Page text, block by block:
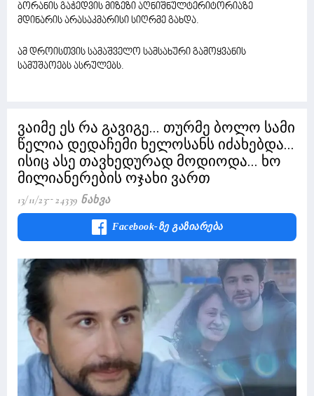
ბორანის გაჭედვის მიზეზი აღნიშნულტერიტორიაზე
მდინარის არასაკმარისი სიღრმე გახდა.
ამ დროისთვის სამაშველო სამსახური გამოყვანის
სამუშაოებს ასრულებს.
ვაიმე ეს რა გავიგე... თურმე ბოლო სამი
წელია დედაჩემი ხელოსანს იძახებდა...
ისიც ასე თავხედურად მოდიოდა... ხო
მილიანერების ოჯახი ვართ
13/11/23 24339 Ნახვა
Facebook-Ზე Გაზიარება